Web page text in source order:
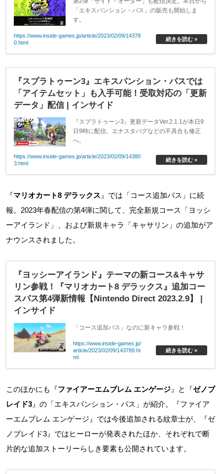
「エキスパンション・パス」の販売も開始しま
す。
https://www.inside-games.jp/article/2023/02/09/14378
0.html
続きを読む »
『スプラトゥーン3』エキスパンション・パスでは
「アイテムセット」も入手可能！受取対応の「更新
データ」配信 | インサイド
『スプラトゥーン3』更新データVer.2.1.1が本日9
日9時に配信。エナスタバグなどの不具合も修正
へ。
https://www.inside-games.jp/article/2023/02/09/14380
3.html
続きを読む »
『マリオカート8 デラックス 』では「コース追加パス」に続
報。2023年春配信の第4弾に関して、完全新規コース「ヨッシ
ーアイランド」、および新規キャラ「キャサリン」の追加がア
ナウンスされました。
『ヨッシーアイランド』テーマの新コース&キャサ
リン参戦！『マリオカート8 デラックス』追加コー
スパス第4弾新情報【Nintendo Direct 2023.2.9】 |
インサイド
「コース追加パス」なのに新キャラ参戦！
https://www.inside-games.jp/
article/2023/02/09/143789.ht
ml
続きを読む »
このほかにも『ファイアーエムブレム エンゲージ 』と『ゼノブ
レイド3 』の「エキスパンション・パス」が紹介。『ファイア
ーエムブレム エンゲージ』では今後追加される紋章士が、『ゼ
ノブレイド3』ではヒーローが発表されたほか、それぞれで断
片的な追加ストーリーらしき要素も公開されています。